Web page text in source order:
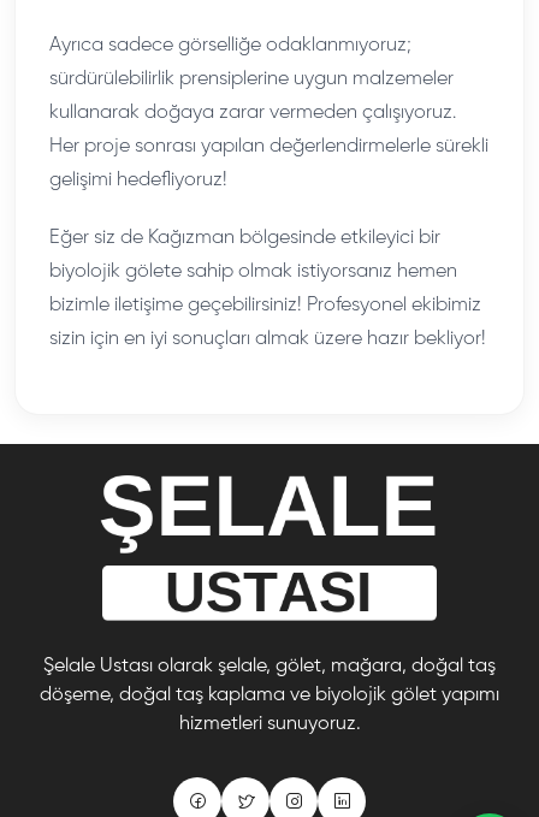
Ayrıca sadece görselliğe odaklanmıyoruz;
sürdürülebilirlik prensiplerine uygun malzemeler
kullanarak doğaya zarar vermeden çalışıyoruz.
Her proje sonrası yapılan değerlendirmelerle sürekli
gelişimi hedefliyoruz!
Eğer siz de Kağızman bölgesinde etkileyici bir
biyolojik gölete sahip olmak istiyorsanız hemen
bizimle iletişime geçebilirsiniz! Profesyonel ekibimiz
sizin için en iyi sonuçları almak üzere hazır bekliyor!
Şelale Ustası olarak şelale, gölet, mağara, doğal taş
döşeme, doğal taş kaplama ve biyolojik gölet yapımı
hizmetleri sunuyoruz.